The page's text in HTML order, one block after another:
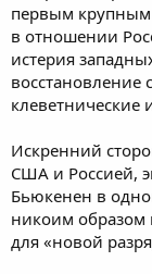
первым
в отношении
истерия
восстановление
Искренний
США и Россией,
Бьюкенен в
никоим образом
для «новой